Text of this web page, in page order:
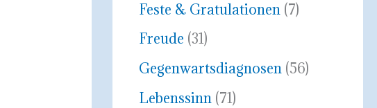
Feste & Gratulationen(7)
Freude (31)
Gegenwartsdiagnosen(56)
Lebenssinn(71)